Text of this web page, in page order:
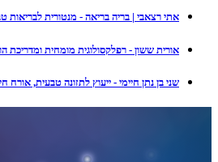
אתי רצאבי | בריה בריאה - מנטורית לבריאות
אורית ששון - רפלקסולוגית מומחית ומדריכת
שני בן נתן חיימי - ייעוץ לתזונה טבעית, אורח